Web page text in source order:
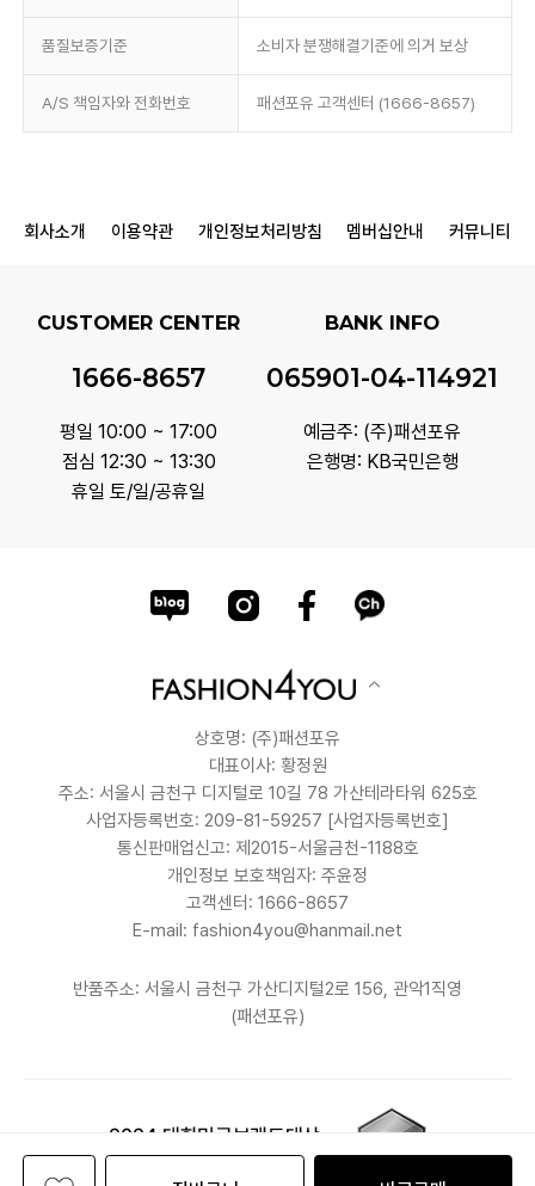
품질보증기준 소비자 분쟁해결기준에 의거 보상
A/S 책임자와 전화번호 패션포유 고객센터 (1666-8657)
회사소개 이용약관 개인정보처리방침 멤버십안내 커뮤니티
CUSTOMER CENTER
1666-8657
평일 10:00 ~ 17:00
점심 12:30 ~ 13:30
휴일 토/일/공휴일
BANK INFO
065901-04-114921
예금주: (주)패션포유
은행명: KB국민은행
상호명: (주)패션포유
대표이사: 황정원
주소: 서울시 금천구 디지털로 10길 78 가산테라타워 625호
사업자등록번호: 209-81-59257 [사업자등록번호]
통신판매업신고: 제2015-서울금천-1188호
개인정보 보호책임자: 주윤정
고객센터: 1666-8657
E-mail: fashion4you@hanmail.net
반품주소: 서울시 금천구 가산디지털2로 156, 관악1직영
(패션포유)